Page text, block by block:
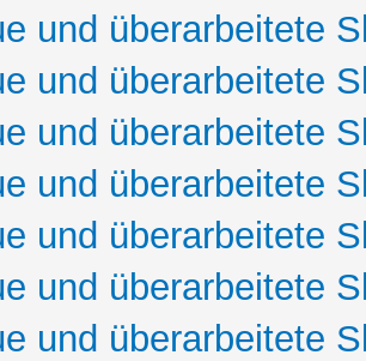
und überarbeitete
und überarbeitete
und überarbeitete
und überarbeitete
und überarbeitete
und überarbeitete
und überarbeitete